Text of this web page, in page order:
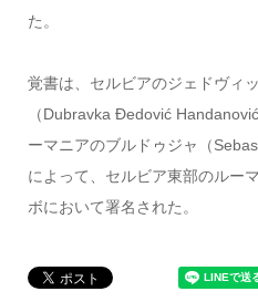
た。
覚書は、セルビアのジェドヴィ
（Dubravka Đedović
ーマニアのブルドゥジャ（
によって、セルビア東部のルー
ボにおいて署名された。